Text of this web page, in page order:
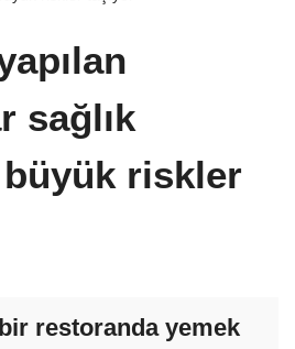
sağlık
büyük riskler
restoranda yemek